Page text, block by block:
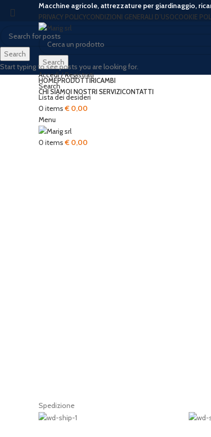
Macchine agricole, attrezzature per giardinaggio,
PRIVACY POLICYCONDIZIONI GENERALI D’USOCOOKIE
Search
Accedi / Registrati
Search
Lista dei desideri
0 items € 0,00
Menu
0 items € 0,00
HOMEPRODOTTIRICAMBI
CHI SIAMOI NOSTRI SERVIZICONTATTI
Spedizione
Search
Start typing to see posts you are looking for.